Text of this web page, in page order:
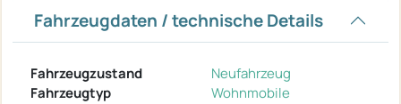
Fahrzeugdaten / technische Details
Fahrzeugzustand
Neufahrzeug
Fahrzeugtyp
Wohnmobile